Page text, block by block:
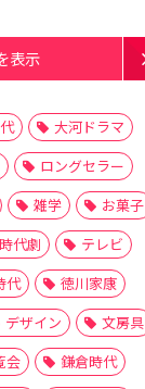
表示
大河ドラマ
ロングセラー
雑学
お菓子
時代劇
テレビ
代
徳川家康
デザイン
文房具
会
鎌倉時代